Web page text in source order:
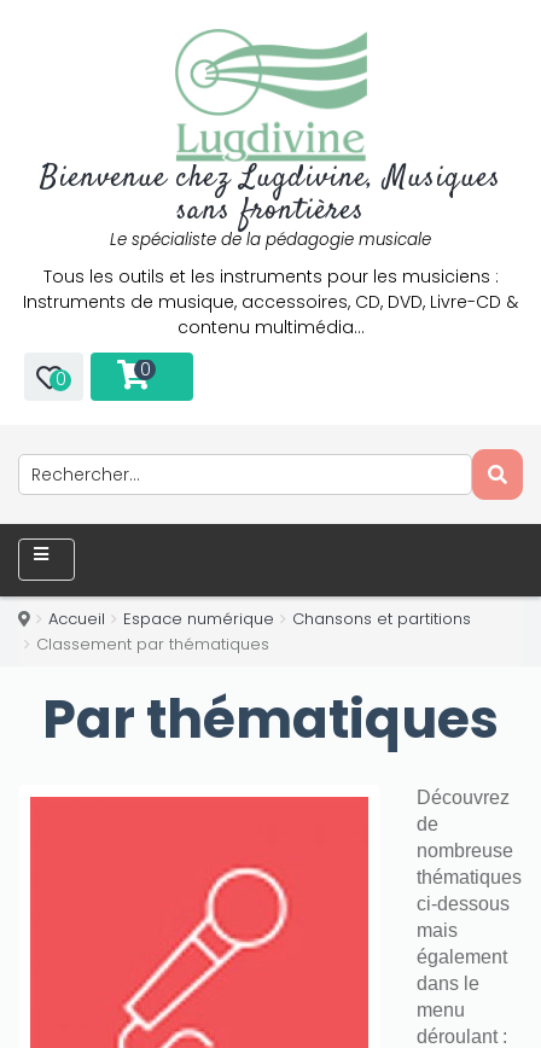
Bienvenue chez Lugdivine, Musiques
sans frontières
Le spécialiste de la pédagogie musicale
Tous les outils et les instruments pour les musiciens :
Instruments de musique, accessoires, CD, DVD, Livre-CD &
contenu multimédia…
0 0
Accueil Espace numérique
Chansons et partitions
Classement par thématiques
Par thématiques
Découvrez
de
nombreuse
thématiques
ci-dessous
mais
également
dans le
menu
déroulant :